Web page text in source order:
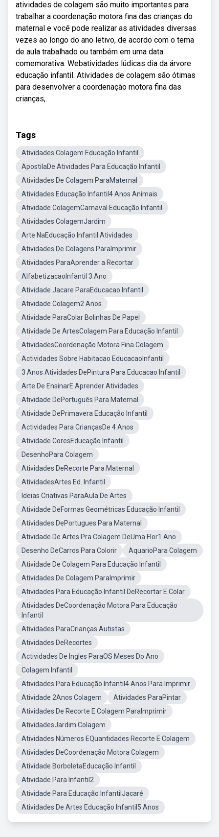
atividades de colagem são muito importantes para
trabalhar a coordenação motora fina das crianças do
maternal e você pode realizar as atividades diversas
vezes ao longo do ano letivo, de acordo com o tema
de aula trabalhado ou também em uma data
comemorativa. Webatividades lúdicas dia da árvore
educação infantil. Atividades de colagem são ótimas
para desenvolver a coordenação motora fina das
crianças,.
Tags
Atividades Colagem Educação Infantil
ApostilaDe Atividades Para Educação Infantil
Atividades De Colagem ParaMaternal
Atividades Educação Infantil4 Anos Animais
Atividade ColagemCarnaval Educação Infantil
Atividades ColagemJardim
Arte NaEducação Infantil Atividades
Atividades De Colagens ParaImprimir
Atividades ParaAprender a Recortar
AlfabetizacaoInfantil 3 Ano
Atividade Jacare ParaEducacao Infantil
Atividade Colagem2 Anos
Atividade ParaColar Bolinhas De Papel
Atividade De ArtesColagem Para Educação Infantil
AtividadesCoordenação Motora Fina Colagem
Actividades Sobre Habitacao EducacaoInfantil
3 Anos Atividades DePintura Para Educacao Infantil
Arte De EnsinarE Aprender Atividades
Atividade DePortuguês Para Maternal
Atividade DePrimavera Educação Infantil
Actividades Para CriançasDe 4 Anos
Atividade CoresEducação Infantil
DesenhoPara Colagem
Atividades DeRecorte Para Maternal
AtividadesArtes Ed. Infantil
Ideias Criativas ParaAula De Artes
Atividade DeFormas Geométricas Educação Infantil
Atividades DePortugues Para Maternal
Atividade De Artes Pra Colagem DeUma Flor1 Ano
Desenho DeCarros Para Colorir
AquarioPara Colagem
Atividade De Colagem Para Educação Infantil
Atividades De Colagem ParaImprimir
Atividades Para Educação Infantil DeRecortar E Colar
Atividades DeCoordenação Motora Para Educação
Infantil
Atividades ParaCrianças Autistas
Atividades DeRecortes
Actividades De Ingles ParaOS Meses Do Ano
Colagem Infantil
Atividades Para Educação Infantil4 Anos Para Imprimir
Atividade 2Anos Colagem
Atividades ParaPintar
Atividades De Recorte E Colagem ParaImprimir
AtividadesJardim Colagem
Atividades Números EQuantidades Recorte E Colagem
Atividades DeCoordenação Motora Colagem
Atividade BorboletaEducação Infantil
Atividade Para Infantil2
Atividade Para Educação InfantilJacaré
Atividades De Artes Educação Infantil5 Anos